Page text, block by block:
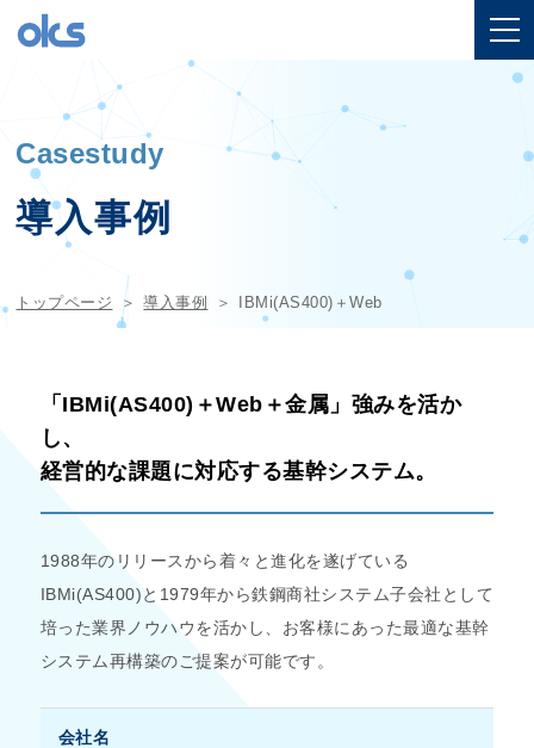
Casestudy
導入事例
トップページ 導入事例 IBMi(AS400)＋Web
「IBMi(AS400)＋Web＋金属」強みを活か
し、
経営的な課題に対応する基幹システム。
1988年のリリースから着々と進化を遂げている
IBMi(AS400)と1979年から鉄鋼商社システム子会社として
培った業界ノウハウを活かし、お客様にあった最適な基幹
システム再構築のご提案が可能です。
会社名